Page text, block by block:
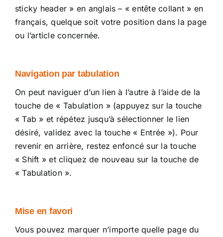
sticky header » en anglais – « entête collant » en
français, quelque soit votre position dans la page
ou l’article concernée.
Navigation par tabulation
On peut naviguer d’un lien à l’autre à l’aide de la
touche de « Tabulation » (appuyez sur la touche
« Tab » et répétez jusqu’à sélectionner le lien
désiré, validez avec la touche « Entrée »). Pour
revenir en arrière, restez enfoncé sur la touche
« Shift » et cliquez de nouveau sur la touche de
« Tabulation ».
Mise en favori
Vous pouvez marquer n’importe quelle page du